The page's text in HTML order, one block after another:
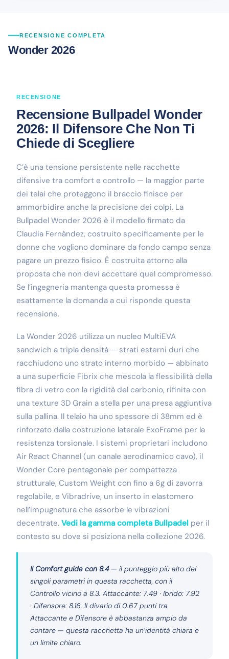
RECENSIONE COMPLETA
Wonder 2026
RECENSIONE
Recensione Bullpadel Wonder
2026: Il Difensore Che Non Ti
Chiede di Scegliere
C’è una tensione persistente nelle racchette
difensive tra comfort e controllo — la maggior parte
dei telai che proteggono il braccio finisce per
ammorbidire anche la precisione dei colpi. La
Bullpadel Wonder 2026 è il modello firmato da
Claudia Fernández, costruito specificamente per le
donne che vogliono dominare da fondo campo senza
pagare un prezzo fisico. È costruita attorno alla
proposta che non devi accettare quel compromesso.
Se l’ingegneria mantenga questa promessa è
esattamente la domanda a cui risponde questa
recensione.
La Wonder 2026 utilizza un nucleo MultiEVA
sandwich a tripla densità — strati esterni duri che
racchiudono uno strato interno morbido — abbinato
a una superficie Fibrix che mescola la flessibilità della
fibra di vetro con la rigidità del carbonio, rifinita con
una texture 3D Grain a stella per una presa aggiuntiva
sulla pallina. Il telaio ha uno spessore di 38mm ed è
rinforzato dalla costruzione laterale ExoFrame per la
resistenza torsionale. I sistemi proprietari includono
Air React Channel (un canale aerodinamico cavo), il
Wonder Core pentagonale per compattezza
strutturale, Custom Weight con fino a 6g di zavorra
regolabile, e Vibradrive, un inserto in elastomero
nell’impugnatura che assorbe le vibrazioni
decentrate. Vedi la gamma completa Bullpadel per il
contesto su dove si posiziona nella collezione 2026.
Il Comfort guida con 8.4— il punteggio più alto dei
singoli parametri in questa racchetta, con il
Controllo vicino a 8.3. Attaccante: 7.49 · Ibrido: 7.92
· Difensore: 8.16. Il divario di 0.67 punti tra
Attaccante e Difensore è abbastanza ampio da
contare — questa racchetta ha un’identità chiara e
un limite chiaro.